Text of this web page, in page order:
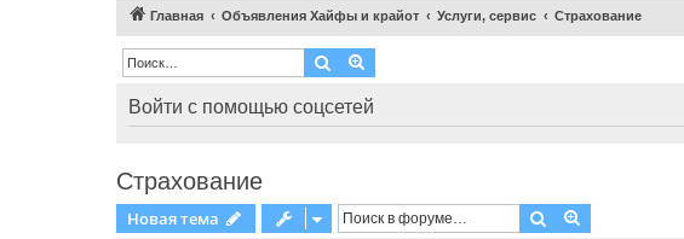
Главная Объявления Хайфы и крайот Услуги, сервис Страхование
Поиск
Войти с помощью соцсетей
Страхование
Новая тема Поиск